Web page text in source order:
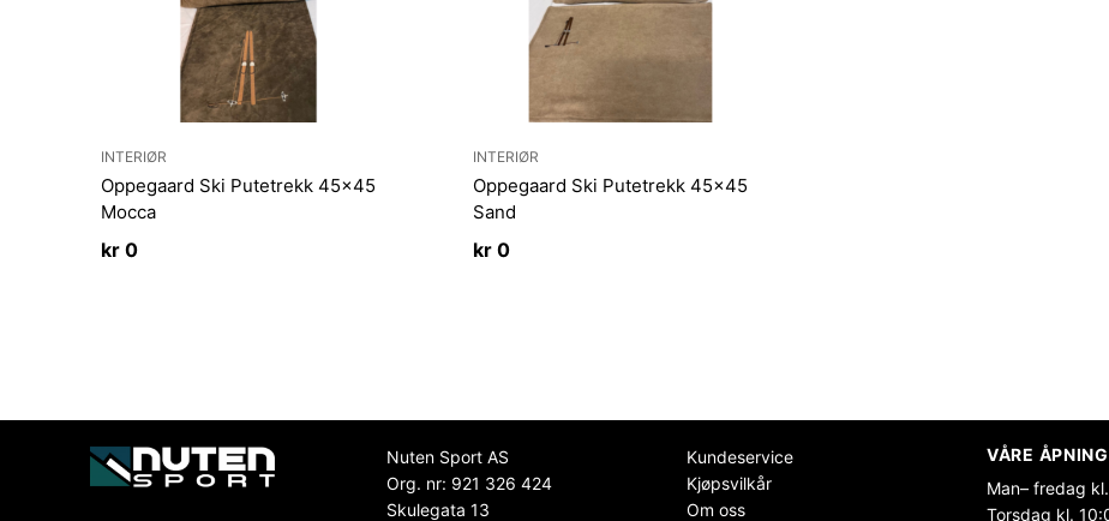
INTERIØR
Oppegaard Ski Putetrekk 45×45
Mocca
kr 0
INTERIØR
Oppegaard Ski Putetrekk 45×45
Sand
kr0
Nuten Sport AS
Org. nr: 921 326 424
Skulegata 13
Kundeservice
Kjøpsvilkår
Om oss
VÅRE
Man– fredag
Torsdag kl.